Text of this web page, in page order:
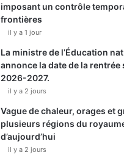
imposant un contrôle
frontières
il y a 1 jour
La ministre de l’Éducation
annonce la date de la rentrée
2026-2027.
il y a 2 jours
Vague de chaleur, orages et
plusieurs régions du
d’aujourd’hui
il y a 2 jours